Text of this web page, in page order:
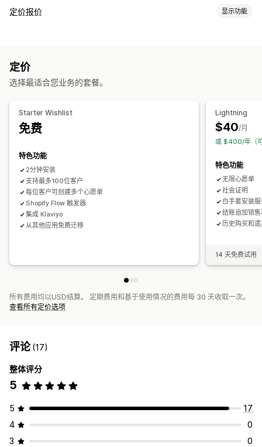
列表类型
社交分享
添加到购物车 转化分析
自定义品牌营销 自定义布局
购买提醒
价格提醒
定价报价 显示功能
多币种
通知
定价
选择最适合您业务的套餐。
Starter Wishlist
免费
特色功能
2分钟安装
支持最多100位客户
每位客户可创建多个心愿单
Shopify Flow 触发器
集成 Klaviyo
从其他应用免费迁移
Lightning
$40/月
或 $400/年（
特色功能
无限心愿单
社会证明
白手套安装
结账追加销
历史购买和
14 天免费试用
所有费用均以USD结算。 定期费用和基于使用情况的费用每 30 天收取一次。
查看所有定价选项
评论(17)
整体评分
5
5
17
4
0
3
0